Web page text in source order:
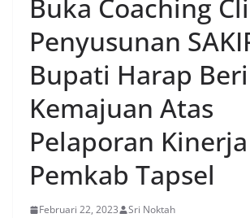
menyambut momentum HUT
dengan berbagai persiapan di
masing-masing.‎Dalam dialog
akrab, Bhabinkamtibmas
menanyakan kondisi keamanan
lingkungan tempat tinggal, serta
komunikasi dua arah agar warga
menyampaikan keluhan
situasi kamtibmas di sekitar
poin utama yang disampaikan
sambang ini adalah imbauan
memasang bendera Merah Putih
bukan setengah tiang, sebagai
Buka Coaching
Penyusunan
Bupati Harap Beri
Kemajuan Atas
Pelaporan Kinerja
Pemkab Tapsel
Februari 22, 2023 Sri Noktah